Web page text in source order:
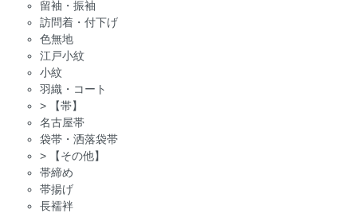
留袖・振袖
訪問着・付下げ
色無地
江戸小紋
小紋
羽織・コート
>
【帯】
名古屋帯
袋帯・洒落袋帯
>
【その他】
帯締め
帯揚げ
長襦袢